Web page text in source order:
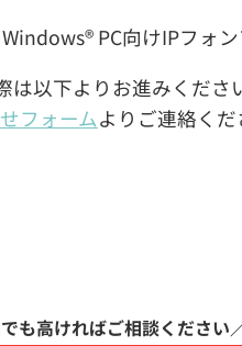
PC向けIPフォ
は以下よりお進みくださ
フォームよりご連絡くだ